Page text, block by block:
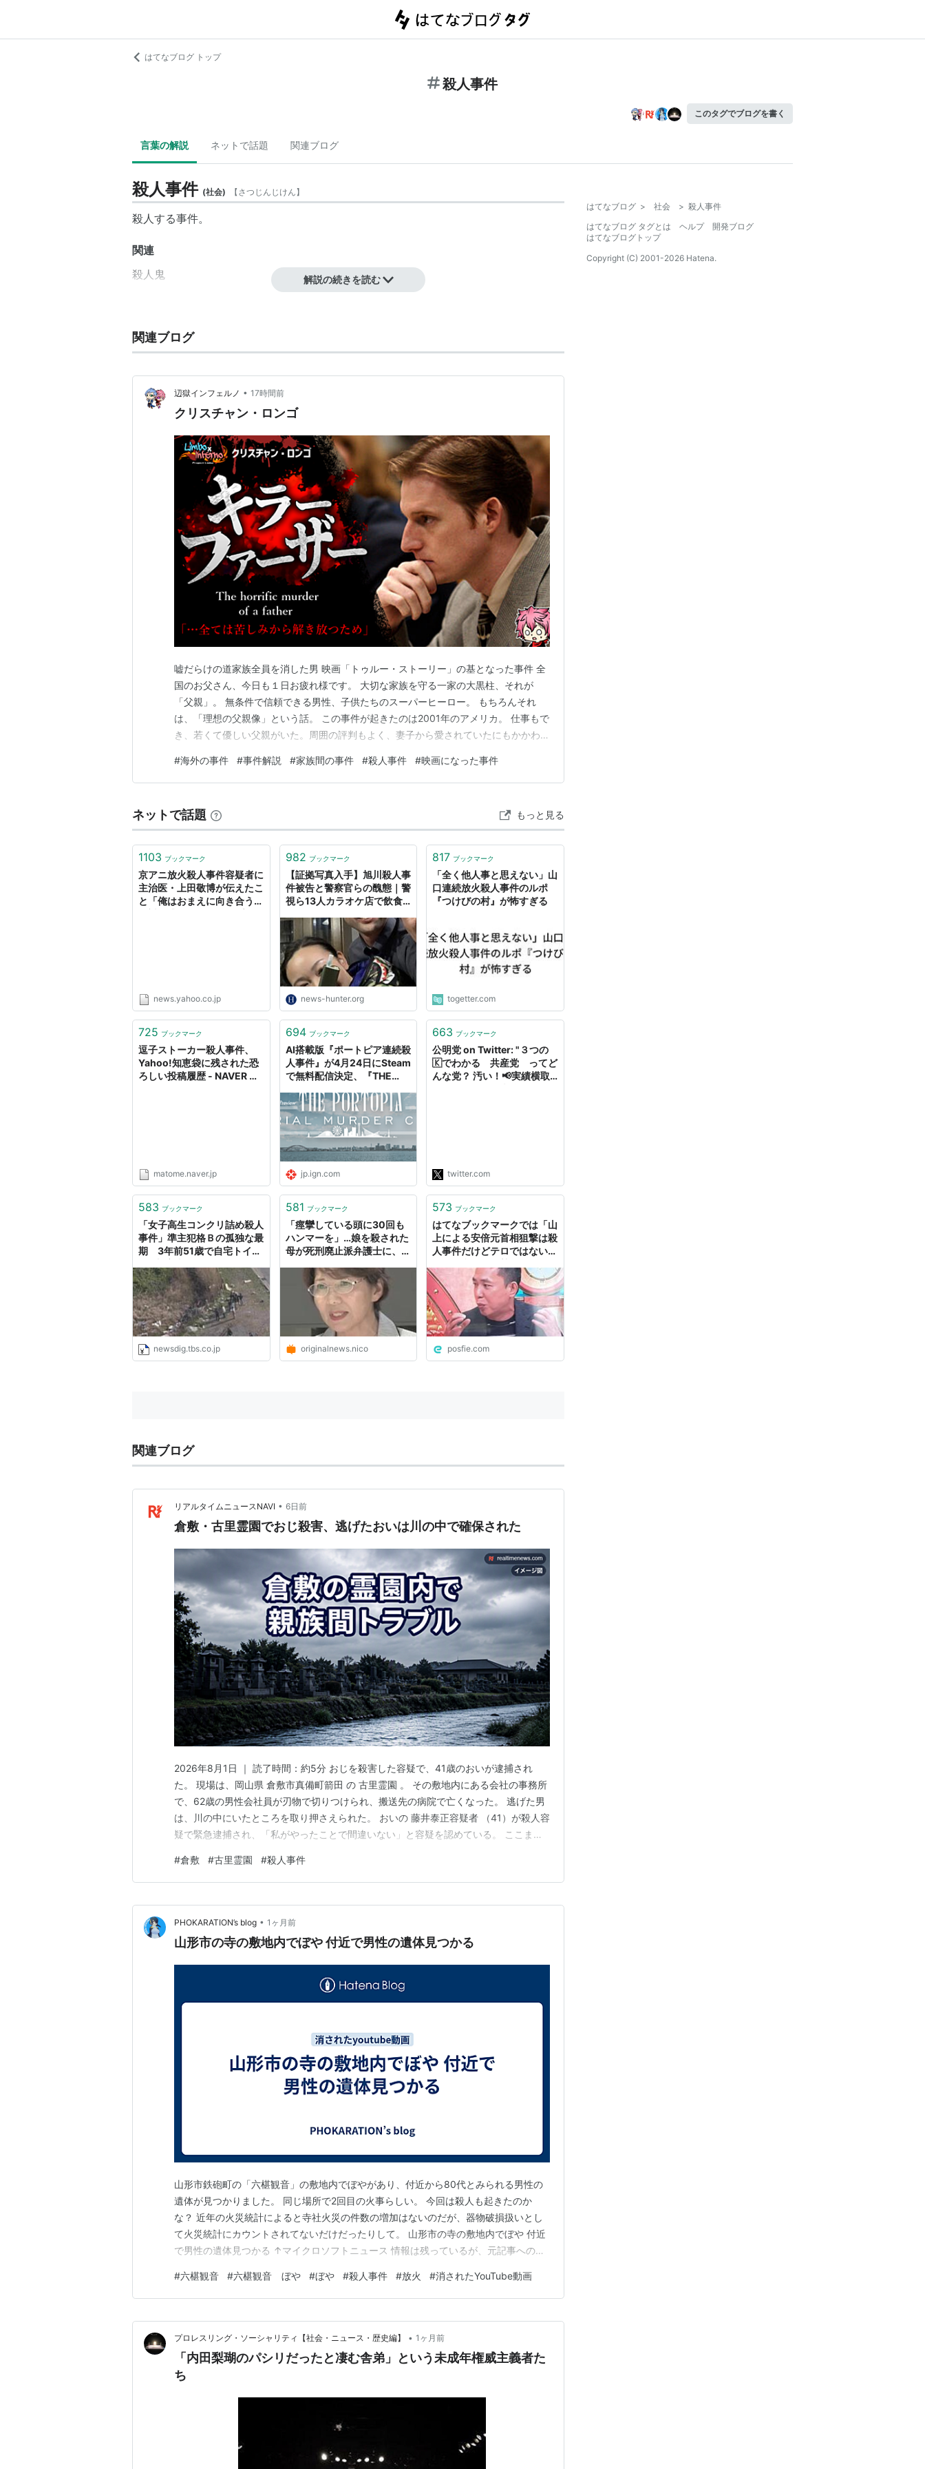
はてなブログ トップ
殺人事件
このタグでブログを書く
言葉の解説 ネットで話題 関連ブログ
殺人事件 (社会) 【さつじんじけん】
殺人する事件。
関連
殺人鬼
解説の続きを読む
関連ブログ
辺獄インフェルノ • 17時間前
クリスチャン・ロンゴ
嘘だらけの道家族全員を消した男 映画「トゥルー・ストーリー」の基となった事件 全
国のお父さん、今日も１日お疲れ様です。 大切な家族を守る一家の大黒柱、それが
「父親」。 無条件で信頼できる男性、子供たちのスーパーヒーロー。 もちろんそれ
は、「理想の父親像」という話。 この事件が起きたのは2001年のアメリカ。 仕事もで
き、若くて優しい父親がいた。周囲の評判もよく、妻子から愛されていたにもかかわら
全員を皆殺し。
#海外の事件 #事件解説 #家族間の事件 #殺人事件 #映画になった事件
ネットで話題 もっと見る
1103 ブックマーク
京アニ放火殺人事件容疑者に
主治医・上田敬博が伝えたこ
と「俺はおまえに向き合う。
news.yahoo.co.jp
982 ブックマーク
【証拠写真入手】旭川殺人事
件被告と警察官らの醜態｜警
視ら13人カラオケ店で飲食 –
news-hunter.org
817 ブックマーク
「全く他人事と思えない」山
口連続放火殺人事件のルポ
『つけびの村』が怖すぎる
togetter.com
725 ブックマーク
逗子ストーカー殺人事件、
Yahoo!知恵袋に残された恐
ろしい投稿履歴 - NAVER ま
matome.naver.jp
694 ブックマーク
AI搭載版『ポートピア連続殺
人事件』が4月24日にSteam
で無料配信決定、『THE
MURDER CASE』として名
作ADVが蘇る スクエニAI部
に経緯を訊いた
jp.ign.com
663 ブックマーク
公明党 on Twitter: "３つの
🇰️でわかる 共産党 ってど
んな党？ 汚い！📢実績横取
た」「暴力革…
https://t.co/4AIfMCB2pU"
twitter.com
583 ブックマーク
「女子高生コンクリ詰め殺人
事件」準主犯格Ｂの孤独な最
期 3年前51歳で自宅トイレ
正や社会での処遇を考える |
TBS NEWS DIG
newsdig.tbs.co.jp
581 ブックマーク
「痙攣している頭に30回も
ハンマーを」…娘を殺された
母が死刑廃止派弁護士に、あ
由【闇サイト殺人事件】
originalnews.nico
573 ブックマーク
はてなブックマークでは「山
上による安倍元首相狙撃は殺
人事件だけどテロではない」
posfie.com
関連ブログ
リアルタイムニュースNAVI • 6日前
倉敷・古里霊園でおじ殺害、逃げたおいは川の中で確保された
2026年8月1日 ｜ 読了時間：約5分 おじを殺害した容疑で、41歳のおいが逮捕され
た。 現場は、岡山県 倉敷市真備町箭田 の 古里霊園 。 その敷地内にある会社の事務所
で、62歳の男性会社員が刃物で切りつけられ、搬送先の病院で亡くなった。 逃げた男
は、川の中にいたところを取り押さえられた。 おいの 藤井泰正容疑者 （41）が殺人容
疑で緊急逮捕され、「私がやったことで間違いない」と容疑を認めている。 ここまで
のか。 この記事でわかること 古里霊園でおじ殺害、おい逮捕の全容 逃げた容疑者はな
ぜ川の中にいたのか 動機…
#倉敷 #古里霊園 #殺人事件
PHOKARATION’s blog • 1ヶ月前
山形市の寺の敷地内でぼや 付近で男性の遺体見つかる
山形市鉄砲町の「六椹観音」の敷地内でぼやがあり、付近から80代とみられる男性の
遺体が見つかりました。 同じ場所で2回目の火事らしい。 今回は殺人も起きたのか
な？ 近年の火災統計によると寺社火災の件数の増加はないのだが、器物破損扱いとし
て火災統計にカウントされてないだけだったりして。 山形市の寺の敷地内でぼや 付近
で男性の遺体見つかる ↑マイクロソフトニュース 情報は残っているが、元記事へのア
消されている
#六椹観音 #六椹観音 ぼや #ぼや #殺人事件 #放火 #消されたYouTube動画
プロレスリング・ソーシャリティ【社会・ニュース・歴史編】 • 1ヶ月前
「内田梨瑚のパシリだったと凄む舎弟」という未成年権威主義者た
ち
はてなブログ > 社会 > 殺人事件
はてなブログ タグとは
ヘルプ
開発ブログ
はてなブログトップ
Copyright (C) 2001-2026 Hatena.